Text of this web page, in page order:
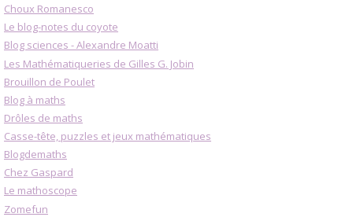
Choux Romanesco
Le blog-notes du coyote
Blog sciences - Alexandre Moatti
Les Mathématiqueries de Gilles G. Jobin
Brouillon de Poulet
Blog à maths
Drôles de maths
Casse-tête, puzzles et jeux mathématiques
Blogdemaths
Chez Gaspard
Le mathoscope
Zomefun